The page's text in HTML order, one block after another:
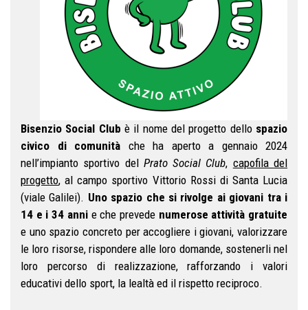
Bisenzio Social Club è il nome del progetto dellospazio
civico di comunità che ha aperto a gennaio 2024
nell’impianto sportivo del Prato Social Club, capofila del
progetto, al campo sportivo Vittorio Rossi di Santa Lucia
(viale Galilei). Uno spazio che si rivolge ai giovani tra i
14 e i 34 anni e che prevede numerose attività gratuite
e uno spazio concreto per accogliere i giovani, valorizzare
le loro risorse, rispondere alle loro domande, sostenerli nel
loro percorso di realizzazione, rafforzando i valori
educativi dello sport, la lealtà ed il rispetto reciproco.